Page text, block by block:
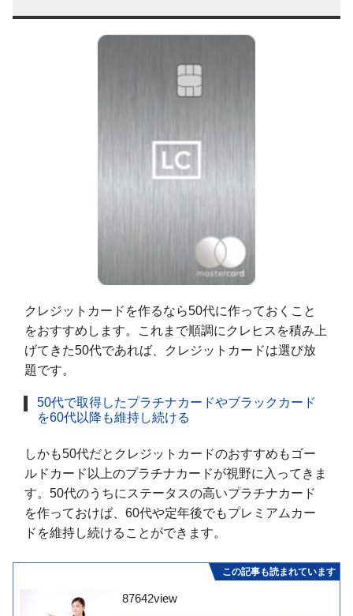
クレジットカードを作るなら50代に作っておくこと
をおすすめします。これまで順調にクレヒスを積み上
げてきた50代であれば、クレジットカードは選び放
題です。
50代で取得したプラチナカードやブラックカード
を60代以降も維持し続ける
しかも50代だとクレジットカードのおすすめもゴー
ルドカード以上のプラチナカードが視野に入ってきま
す。50代のうちにステータスの高いプラチナカード
を作っておけば、60代や定年後でもプレミアムカー
ドを維持し続けることができます。
この記事も読まれています
87642view